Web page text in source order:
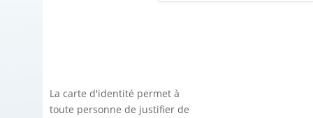
La carte d'identité permet à
toute personne de justifier de